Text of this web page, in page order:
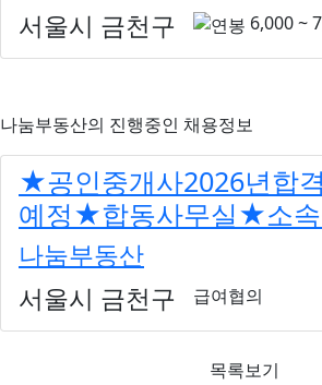
서울시 금천구 6,000 ~
나눔부동산의 진행중인 채용정보
★공인중개사2026년합
예정★합동사무실★소속
나눔부동산
서울시 금천구 급여협의
목록보기